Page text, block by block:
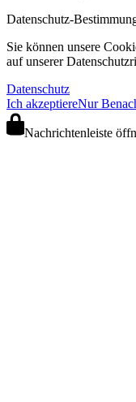
Datenschutz-
Sie können unsere
auf unserer
Datenschutz
Ich akzeptiereNur
Nachrichtenleiste